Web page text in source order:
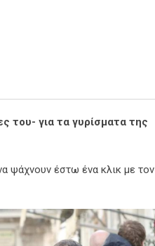
του- για τα γυρίσματα της
ψάχνουν έστω ένα κλικ με τον